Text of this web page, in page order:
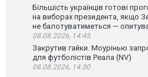
Більшість українців готові
на виборах президента, якщо
не балотуватиметься —
08.08.2026, 14:45
Закрутив гайки. Моурінью
для футболістів Реала (NV)
08.08.2026, 14:30